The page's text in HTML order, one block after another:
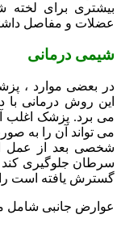
بیشتری برای
عضلات و مفاصل
شیمی درمانی
در بعضی موارد ،
این روش درمانی با
می برد. پزشک اغلب
می تواند آن را به
شخصی بعد از عمل
سرطان جلوگیری
گسترش یافته است
عوارض جانبی شامل